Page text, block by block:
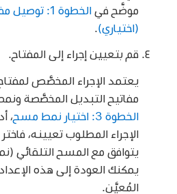
موضَّح في
الخطوة 1:
(اختياري)
قم بتعيين إجراء إلى المفتاح.
يعتمد الإجراء المخصَّص
مفاتيح التبديل المخصَّصة
الخطوة 3: اختيار نمط مسح
،
الإجراء المطلوب تعيينه،
يتوافق مع المسح التلقائي
يمكنك العودة إلى هذه الإعداد
المُعيَّن.